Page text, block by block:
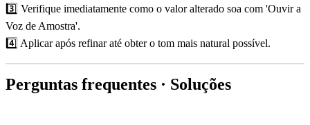
3️⃣ Verifique imediatamente como o valor alterado soa com 'Ouvir a
Voz de Amostra'.
4️⃣ Aplicar após refinar até obter o tom mais natural possível.
Perguntas frequentes · Soluções